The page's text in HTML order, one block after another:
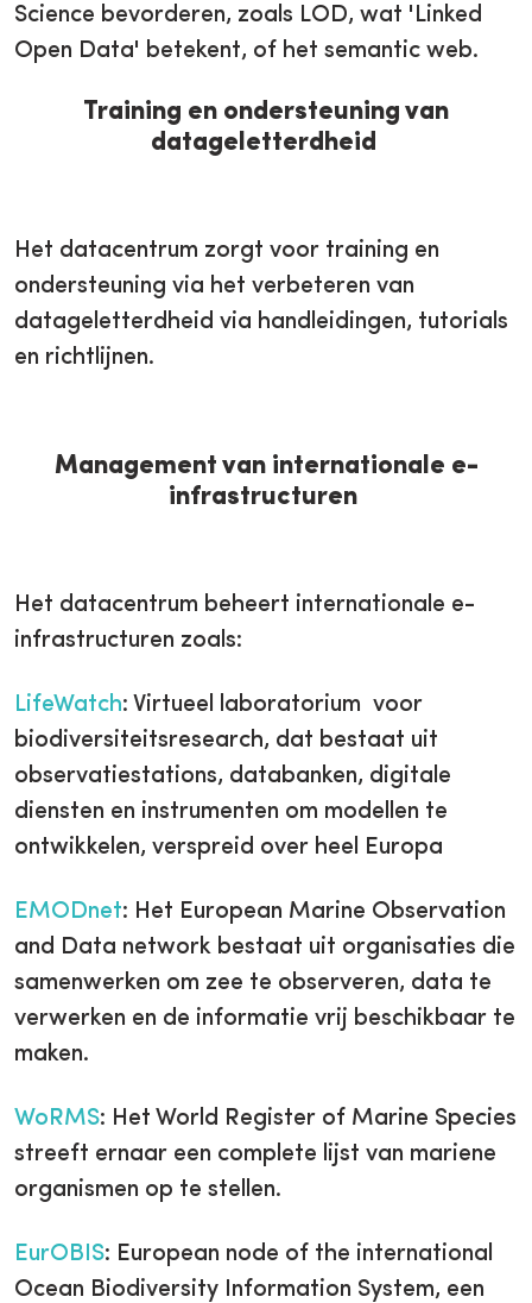
Science bevorderen, zoals LOD, wat 'Linked
Open Data' betekent, of het semantic web.
Training en ondersteuning van
datageletterdheid
Het datacentrum zorgt voor training en
ondersteuning via het verbeteren van
datageletterdheid via handleidingen, tutorials
en richtlijnen.
Management van internationale e-
infrastructuren
Het datacentrum beheert internationale e-
infrastructuren zoals:
LifeWatch: Virtueel laboratorium voor
biodiversiteitsresearch, dat bestaat uit
observatiestations, databanken, digitale
diensten en instrumenten om modellen te
ontwikkelen, verspreid over heel Europa
EMODnet: Het European Marine Observation
and Data network bestaat uit organisaties die
samenwerken om zee te observeren, data te
verwerken en de informatie vrij beschikbaar te
maken.
WoRMS: Het World Register of Marine Species
streeft ernaar een complete lijst van mariene
organismen op te stellen.
EurOBIS: European node of the international
Ocean Biodiversity Information System, een